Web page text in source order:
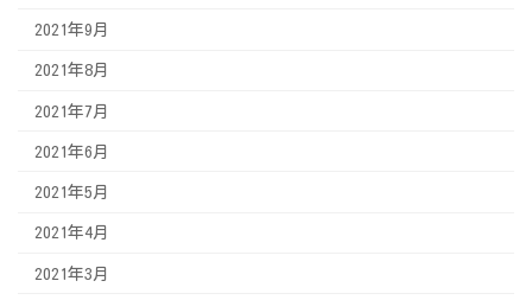
2021年9月
2021年8月
2021年7月
2021年6月
2021年5月
2021年4月
2021年3月